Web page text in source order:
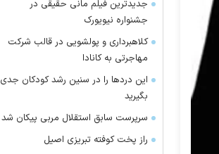
جدیدترین فیلم مانی حقیقی در
جشنواره نیویورک
کلاهبرداری و پولشویی در قالب شرکت
مهاجرتی به کانادا
این درد‌ها را در سنین رشد کودکان جدی
بگیرید
سرپرست سابق استقلال مربی پیکان شد
راز پخت کوفته تبریزی اصیل